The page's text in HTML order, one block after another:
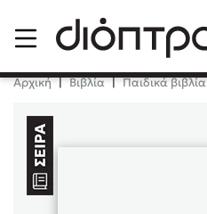
Δημοφιλή Βιβλία
Αρχική | Βιβλία | Παιδικά βιβλία